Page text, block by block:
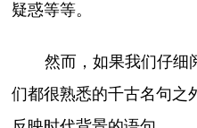
疑惑等等。
然而，如果我们仔细
们都很熟悉的千古名句之